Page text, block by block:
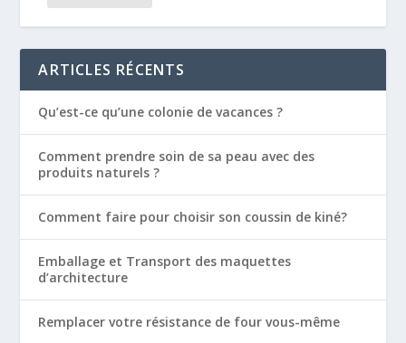
ARTICLES RÉCENTS
Qu’est-ce qu’une colonie de vacances ?
Comment prendre soin de sa peau avec des
produits naturels ?
Comment faire pour choisir son coussin de kiné?
Emballage et Transport des maquettes
d’architecture
Remplacer votre résistance de four vous-même